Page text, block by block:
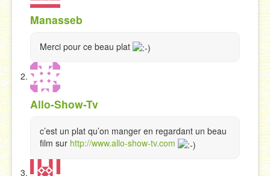
Manasseb
Merci pour ce beau plat
Allo-Show-Tv
c’est un plat qu’on manger en regardant un beau
film sur http://www.allo-show-tv.com